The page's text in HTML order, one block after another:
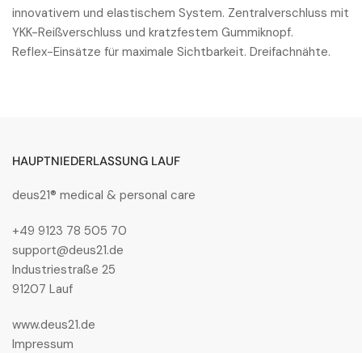
innovativem und elastischem System. Zentralverschluss mit
YKK-Reißverschluss und kratzfestem Gummiknopf.
Reflex-Einsätze für maximale Sichtbarkeit. Dreifachnähte.
HAUPTNIEDERLASSUNG LAUF
deus21® medical & personal care
+49 9123 78 505 70
support@deus21.de
Industriestraße 25
91207 Lauf
www.deus21.de
Impressum